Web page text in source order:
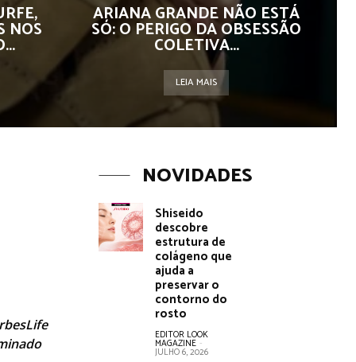
NOS
ARIANA GRANDE NÃO ESTÁ
SÓ: O PERIGO DA OBSESSÃO
COLETIVA...
LEIA MAIS
NOVIDADES
Shiseido
descobre
estrutura de
colágeno que
ajuda a
preservar o
contorno do
rosto
EDITOR LOOK
MAGAZINE -
JULHO 6, 2026